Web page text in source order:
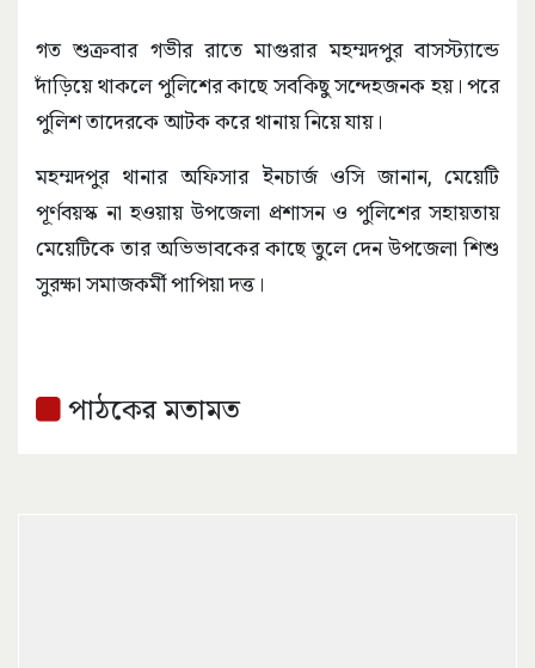
গত শুক্রবার গভীর রাতে মাগুরার মহম্মদপুর বাসস্ট্যান্ডে
দাঁড়িয়ে থাকলে পুলিশের কাছে সবকিছু সন্দেহজনক হয়। পরে
পুলিশ তাদেরকে আটক করে থানায় নিয়ে যায়।
মহম্মদপুর থানার অফিসার ইনচার্জ ওসি জানান, মেয়েটি
পূর্ণবয়স্ক না হওয়ায় উপজেলা প্রশাসন ও পুলিশের সহায়তায়
মেয়েটিকে তার অভিভাবকের কাছে তুলে দেন উপজেলা শিশু
সুরক্ষা সমাজকর্মী পাপিয়া দত্ত।
পাঠকের মতামত